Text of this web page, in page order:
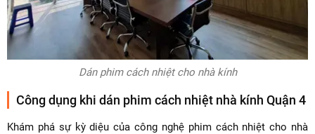
Dán phim cách nhiệt cho nhà kính
Công dụng khi dán phim cách nhiệt nhà kính Quận 4
Khám phá sự kỳ diệu của công nghệ phim cách nhiệt cho nhà